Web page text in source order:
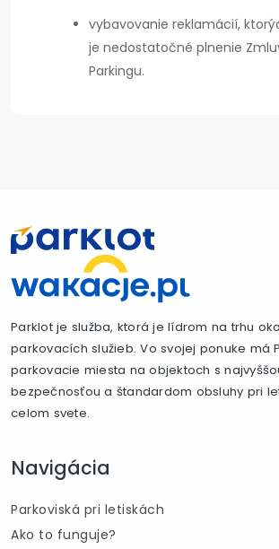
vybavovanie reklamácií,
je nedostatočné plnenie
Parkingu.
Parklot je služba, ktorá je lídrom na trhu
parkovacích služieb. Vo svojej ponuke má
parkovacie miesta na objektoch s
bezpečnosťou a štandardom obsluhy pri
celom svete.
Navigácia
Parkoviská pri letiskách
Ako to funguje?